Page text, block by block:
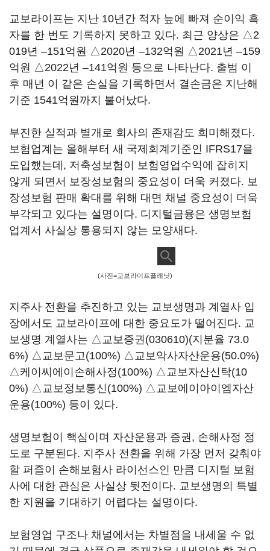
교보라이프는 지난 10년간 적자 늪에 빠져 순이익 흑
자를 한 번도 기록하지 못하고 있다. 최근 양상은 △2
019년 –151억원 △2020년 –132억원 △2021년 –159
억원 △2022년 –141억원 등으로 나타난다. 출범 이
후 매년 이 같은 손실을 기록하면서 결손금은 지난해
기준 1541억원까지 불어났다.
부진한 실적과 별개로 회사의 존재감도 희미해졌다.
보험업계는 올해부터 새 국제회계기준인 IFRS17을
도입했는데, 저축성보험이 보험영업수익에 잡히지
않게 되면서 보장성보험의 중요성이 더욱 커졌다. 보
장성보험 판매 확대를 위해 대면 채널 중요성이 더욱
부각되고 있다는 설명이다. 디지털금융은 생명보험
업계서 사실상 통용되지 않는 모양새다.
(사진=교보라이프플래닛)
지주사 전환을 추진하고 있는 교보생명과 계열사 입
장에서도 교보라이프에 대한 중요도가 떨어진다. 교
보생명 계열사는 △교보증권(030610)(지분율 73.0
6%) △교보문고(100%) △교보악사자산운용(50.0%)
△케이씨에이손해사정(100%) △교보자산신탁(10
0%) △교보정보통신(100%) △교보에이아이엠자산
운용(100%) 등이 있다.
생명보험이 핵심이며 자산운용과 증권, 손해사정 정
도로 구분된다. 지주사 전환을 위해 가장 먼저 갖춰야
할 퍼즐이 손해보험사 라이선스인 만큼 디지털 보험
사에 대한 관심은 사실상 뒷전이다. 교보생명의 특별
한 지원을 기대하기 어렵다는 설명이다.
보험영업 구조나 채널에서는 차별점을 내세울 수 없